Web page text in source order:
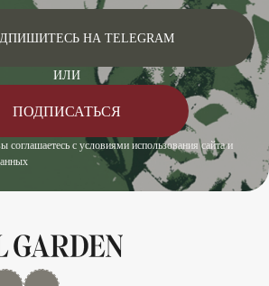
с условиями использования сайта и
НА TELEGRAM
ИЛИ
ПОДПИСАТЬСЯ
Telegram